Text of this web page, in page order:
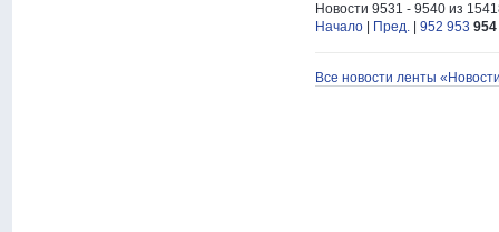
Новости 9531 - 9540 из
Начало
Пред. 952 953 954
Все новости ленты